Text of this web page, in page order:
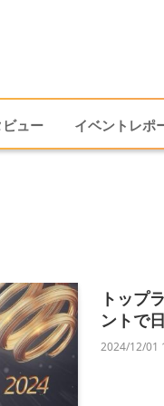
ュー イベントレポ
トップ
ントで
2024/12/01